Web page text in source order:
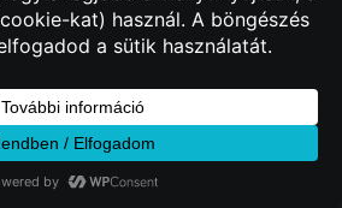
Fotó. Minden jog fenntartva